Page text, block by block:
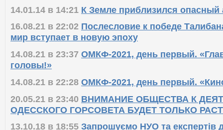
14.01.14 в 14:21 К Земле приблизился опасный
16.08.21 в 22:02 Послесловие к победе
мир вступает в новую эпоху
14.08.21 в 23:37 ОМКФ-2021, день первый.
головы!»
14.08.21 в 22:28 ОМКФ-2021, день первый.
20.05.21 в 23:40 ВНИМАНИЕ ОБЩЕСТВА К
ОДЕССКОГО ГОРСОВЕТА БУДЕТ ТОЛЬКО
13.10.18 в 18:55 Запрошуємо НУО та експертів